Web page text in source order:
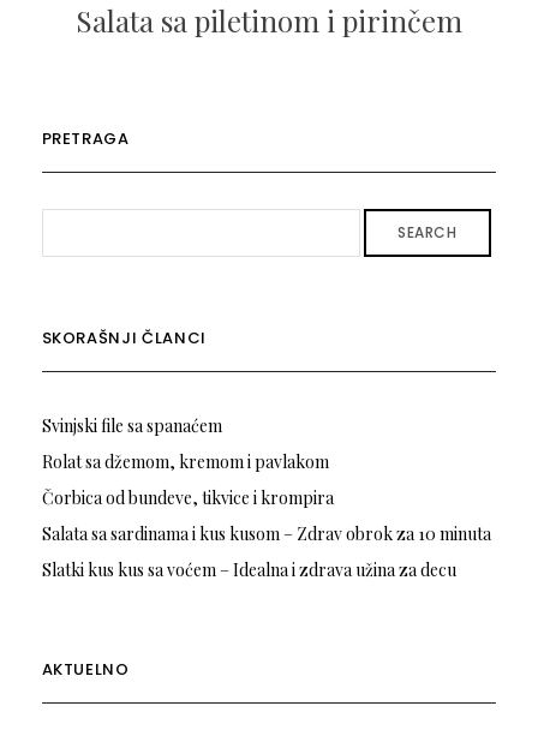
Salata sa piletinom i pirinčem
PRETRAGA
SEARCH
SKORAŠNJI ČLANCI
Svinjski file sa spanaćem
Rolat sa džemom, kremom i pavlakom
Čorbica od bundeve, tikvice i krompira
Salata sa sardinama i kus kusom – Zdrav obrok za 10 minuta
Slatki kus kus sa voćem – Idealna i zdrava užina za decu
AKTUELNO